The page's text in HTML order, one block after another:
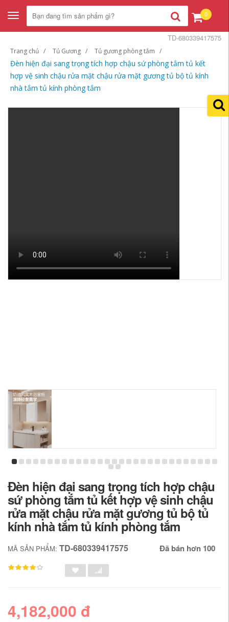
Toggle
navigation
0
Trang chủ Tủ Gương Tủ gương phòng tắm
Đèn hiện đại sang trọng tích hợp chậu sứ phòng tắm tủ kết
hợp vệ sinh chậu rửa mặt chậu rửa mặt gương tủ bộ tủ kính
nhà tắm tủ kính phòng tắm
TD-680339417575
Đèn hiện đại sang trọng tích hợp chậu
sứ phòng tắm tủ kết hợp vệ sinh chậu
rửa mặt chậu rửa mặt gương tủ bộ tủ
kính nhà tắm tủ kính phòng tắm
MÃ SẢN PHẨM: TD-680339417575 Đã bán hơn 100
4,182,000 đ